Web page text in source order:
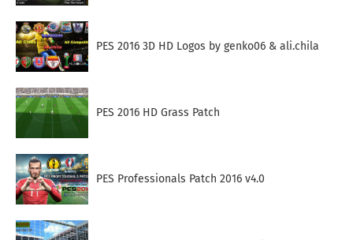
PES 2016 3D HD Logos by genko06 & ali.chila
PES 2016 HD Grass Patch
PES Professionals Patch 2016 v4.0